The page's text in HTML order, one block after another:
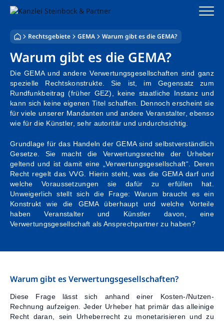
Zum
Inhalt
Startseite
Kanzlei
Team
Standorte
Rechtsgebiete
Steuerberatung
Stellenangebote
Rechtsgebiete GEMA Warum gibt es die GEMA?
Warum gibt es die GEMA?
Die GEMA und andere Verwertungsgesellschaften sind ganz
spezielle Rechtskonstrukte. Sie ist, im Gegensatz zum
Rundfunkbeitrag (früher GEZ), keine staatliche Instanz und
kann sich keine eigenen Titel schaffen. Dennoch erscheint sie
für viele unserer Mandanten und andere Veranstalter, ebenso
wie für die Künstler, sehr autoritär und undurchsichtig.
Grundlage für das Handeln der GEMA sind selbstverständlich
Gesetze. Sie macht die Verwertungsrechte der Urheber
geltend und ist damit eine „Verwertungsgesellschaft“. Deren
Recht regelt das VVG. Hierin steht, was die GEMA darf und
welche Voraussetzungen sie dafür zu erfüllen hat.
Unweigerlich stellt sich die Frage: Warum braucht es ein
Konstrukt wie die GEMA überhaupt und welche Vorteile
haben Veranstalter und Künstler davon, eine
Verwertungsgesellschaft als Ansprechpartner zu haben?
Warum gibt es Verwertungsgesellschaften?
Diese Frage lässt sich anhand einer Kosten-/Nutzen-
Rechnung aufzeigen. Jeder Urheber hat primär das alleinige
Recht daran, sein Urheberrecht zu monetarisieren und zu